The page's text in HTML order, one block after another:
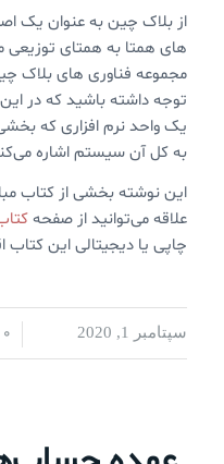
از بلاک چین به عنوان یک
های همتا به همتای توزیعی
مجموعه فناوری های بلاک
توجه داشته باشید که در
یک واحد نرم افزاری که
به کل آن سیستم اشاره
این نوشته بخشی از کتاب
علاقه می‌توانید از صفحه
چاپی یا دیجیتالی این کتاب
سپتامبر 1, 2020 / 0 دیدگاه/